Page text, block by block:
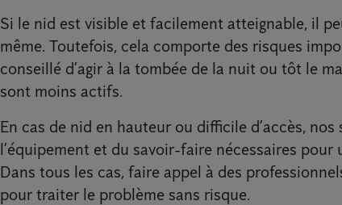
Si le nid est visible et facilement atteignable, il
même. Toutefois, cela comporte des risques
conseillé d’agir à la tombée de la nuit ou tôt le
sont moins actifs.
En cas de nid en hauteur ou difficile d’accès,
l’équipement et du savoir-faire nécessaires
Dans tous les cas, faire appel à des
pour traiter le problème sans risque.